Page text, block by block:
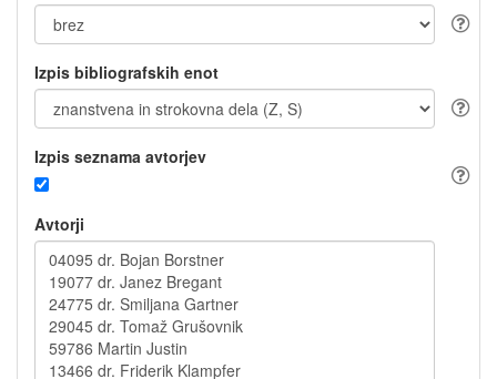
Izpis bibliografskih enot
Izpis seznama avtorjev
Avtorji